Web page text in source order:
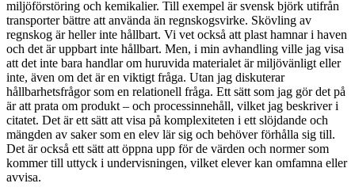
miljöförstöring och kemikalier. Till exempel är svensk björk utifrån
transporter bättre att använda än regnskogsvirke. Skövling av
regnskog är heller inte hållbart. Vi vet också att plast hamnar i haven
och det är uppbart inte hållbart. Men, i min avhandling ville jag visa
att det inte bara handlar om huruvida materialet är miljövänligt eller
inte, även om det är en viktigt fråga. Utan jag diskuterar
hållbarhetsfrågor som en relationell fråga. Ett sätt som jag gör det på
är att prata om produkt – och processinnehåll, vilket jag beskriver i
citatet. Det är ett sätt att visa på komplexiteten i ett slöjdande och
mängden av saker som en elev lär sig och behöver förhålla sig till.
Det är också ett sätt att öppna upp för de värden och normer som
kommer till uttyck i undervisningen, vilket elever kan omfamna eller
avvisa.